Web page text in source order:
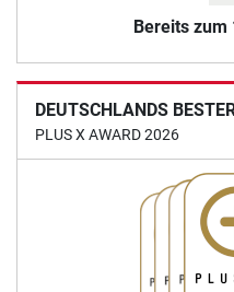
Bereits zum
DEUTSCHLANDS
PLUS X AWARD 2026